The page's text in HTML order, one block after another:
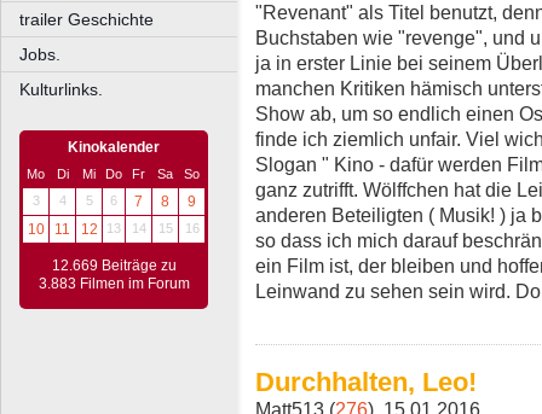
trailer Geschichte
Jobs.
Kulturlinks.
Kinokalender
Mo Di Mi Do Fr Sa
So
3
4 5 6 7 8
9
10
11 12 13 14 15 16
12.669 Beiträge zu
3.883 Filmen im Forum
"Revenant" als Titel benutzt,
Buchstaben wie "revenge", und
ja in erster Linie bei seinem
manchen Kritiken hämisch
Show ab, um so endlich einen
finde ich ziemlich unfair. Viel
Slogan " Kino - dafür werden
ganz zutrifft. Wölffchen hat die
anderen Beteiligten ( Musik! ) ja
so dass ich mich darauf
ein Film ist, der bleiben und
Leinwand zu sehen sein wird.
Durchhalten, Leo!